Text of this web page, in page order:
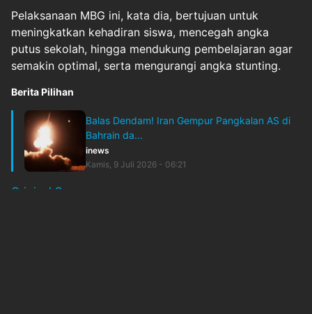
Pelaksanaan MBG ini, kata dia, bertujuan untuk
meningkatkan kehadiran siswa, mencegah angka
putus sekolah, hingga mendukung pembelajaran agar
semakin optimal, serta mengurangi angka stunting.
Berita Pilihan
Balas Dendam! Iran Gempur Pangkalan AS di
Bahrain da...
inews
Kamis, 9 Juli 2026 - 06:21
Original Source